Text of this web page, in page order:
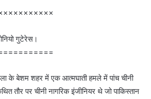
गुटेरेस।
के बेशम शहर में एक आत्मघाती हमले में पांच चीनी
तौर पर चीनी नागरिक इंजीनियर थे जो पाकिस्तान